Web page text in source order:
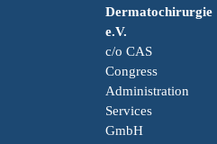
Dermatochirurgie
e.V.
c/o CAS
Congress
Administration
Services
GmbH